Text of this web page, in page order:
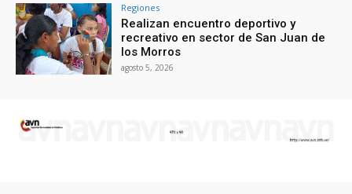
Regiones
Realizan encuentro deportivo y
recreativo en sector de San Juan de
los Morros
agosto 5, 2026